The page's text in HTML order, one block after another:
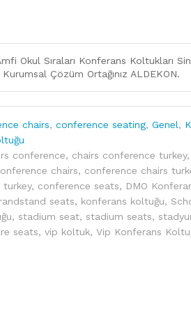
Okul Sıraları Konferans Koltukları
Çözüm Ortağınız ALDEKON.
chairs,conference seating,Genel,
conference, chairs conference turkey,
chairs, conference chairs
turkey, conference seats, DMO
seats, konferans koltuğu,
,stadium seat,stadium seats,
seats,vip koltuk,Vip Konferans